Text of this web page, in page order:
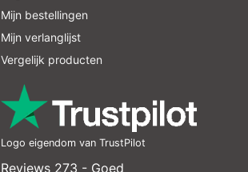
Mijn bestellingen
Mijn verlanglijst
Vergelijk producten
Logo eigendom van TrustPilot
Reviews 273 - Goed